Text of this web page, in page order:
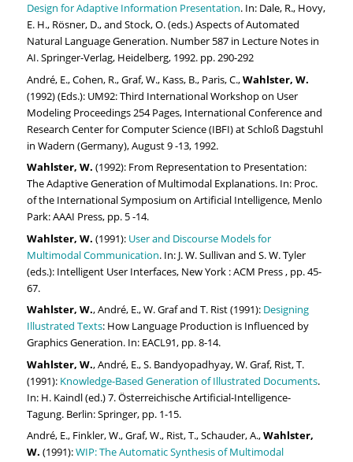
Design for Adaptive Information Presentation. In: Dale, R., Hovy,
E. H., Rösner, D., and Stock, O. (eds.) Aspects of Automated
Natural Language Generation. Number 587 in Lecture Notes in
AI. Springer-Verlag, Heidelberg, 1992. pp. 290-292
André, E., Cohen, R., Graf, W., Kass, B., Paris, C.,Wahlster, W.
(1992) (Eds.): UM92: Third International Workshop on User
Modeling Proceedings 254 Pages, International Conference and
Research Center for Computer Science (IBFI) at Schloß Dagstuhl
in Wadern (Germany), August 9 -13, 1992.
Wahlster, W. (1992): From Representation to Presentation:
The Adaptive Generation of Multimodal Explanations. In: Proc.
of the International Symposium on Artificial Intelligence, Menlo
Park: AAAI Press, pp. 5 -14.
Wahlster, W. (1991): User and Discourse Models for
Multimodal Communication. In: J. W. Sullivan and S. W. Tyler
(eds.): Intelligent User Interfaces, New York : ACM Press , pp. 45-
67.
Wahlster, W., André, E., W. Graf and T. Rist (1991): Designing
Illustrated Texts: How Language Production is Influenced by
Graphics Generation. In: EACL91, pp. 8-14.
Wahlster, W., André, E., S. Bandyopadhyay, W. Graf, Rist, T.
(1991): Knowledge-Based Generation of Illustrated Documents.
In: H. Kaindl (ed.) 7. Österreichische Artificial-Intelligence-
Tagung. Berlin: Springer, pp. 1-15.
André, E., Finkler, W., Graf, W., Rist, T., Schauder, A.,Wahlster,
W. (1991):WIP: The Automatic Synthesis of Multimodal